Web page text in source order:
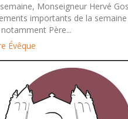
Monseigneur Hervé
importants de la
Père...
Évêque